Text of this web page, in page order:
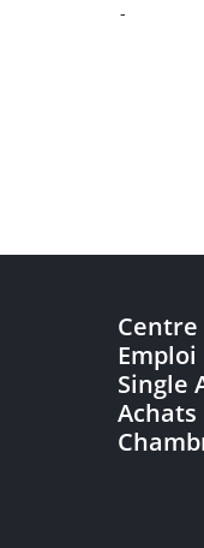
-
Centre
Single
Achats